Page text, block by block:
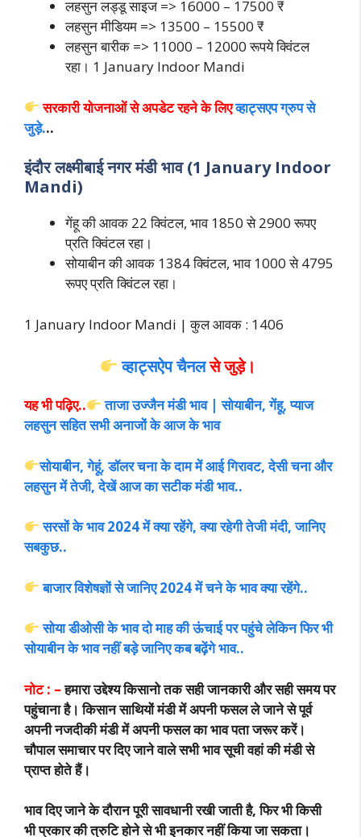
लहसुन लड्डू साइज => 16000 – 17500 ₹
लहसुन मीडियम => 13500 – 15500 ₹
लहसुन बारीक => 11000 – 12000 रूपये क्विंटल
रहा। 1 January Indoor Mandi
सरकारी योजनाओं से अपडेट रहने केलिएव्हाट्सएप ग्रुप से
जुड़े...
इंदौर लक्ष्मीबाई नगर मंडी भाव (1 January Indoor
Mandi)
गेंहू की आवक 22 क्विंटल, भाव 1850 से 2900 रूपए
प्रति क्विंटल रहा।
सोयाबीन की आवक 1384 क्विंटल, भाव 1000 से 4795
रूपए प्रति क्विंटल रहा।
1 January Indoor Mandi | कुल आवक : 1406
व्हाट्सऐप चैनलसे जुड़े।
यह भी पढ़िए..
ताजा उज्जैन मंडी भाव | सोयाबीन, गेंहू, प्याज
लहसुन सहित सभी अनाजों के आज के भाव
सोयाबीन, गेहूं, डॉलर चना के दाम में आई गिरावट, देसी चना और
लहसुन में तेजी, देखें आज का सटीक मंडी भाव..
सरसों के भाव 2024 में क्या रहेंगे, क्या रहेगी तेजी मंदी, जानिए
सबकुछ..
बाजार विशेषज्ञों से जानिए 2024 में चने के भाव क्या रहेंगे..
सोया डीओसी के भाव दो माह की ऊंचाई पर पहुंचे लेकिन फिर भी
सोयाबीन के भाव नहीं बड़े जानिए कब बढ़ेंगे भाव..
नोट : – हमारा उद्देश्य किसानो तक सही जानकारी और सही समय पर
पहुंचाना है। किसान साथियों मंडी में अपनी फसल ले जाने से पूर्व
अपनी नजदीकी मंडी में अपनी फसल का भाव पता जरूर करें।
चौपाल समाचार पर दिए जाने वाले सभी भाव सूची वहां की मंडी से
प्राप्त होते हैं।
भाव दिए जाने के दौरान पूरी सावधानी रखी जाती है, फिर भी किसी
भी प्रकार की त्रुटि होने से भी इनकार नहीं किया जा सकता।